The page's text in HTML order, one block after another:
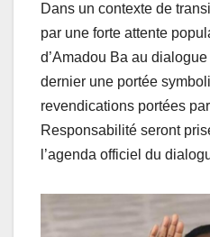
Dans un contexte de
par une forte attente
d’Amadou Ba au
dernier une portée
revendications portées
Responsabilité seront
l’agenda officiel du